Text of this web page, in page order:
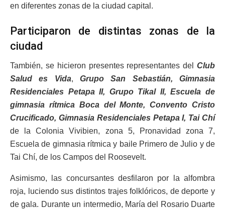
en diferentes zonas de la ciudad capital.
Participaron de distintas zonas de la
ciudad
También, se hicieron presentes representantes del Club
Salud es Vida,Grupo San Sebastián, Gimnasia
Residenciales Petapa II, Grupo Tikal II, Escuela de
gimnasia rítmica Boca del Monte, Convento Cristo
Crucificado, Gimnasia Residenciales Petapa I, Tai Chí
de la Colonia Vivibien, zona 5, Pronavidad zona 7,
Escuela de gimnasia rítmica y baile Primero de Julio y de
Tai Chí, de los Campos del Roosevelt.
Asimismo, las concursantes desfilaron por la alfombra
roja, luciendo sus distintos trajes folklóricos, de deporte y
de gala. Durante un intermedio, María del Rosario Duarte